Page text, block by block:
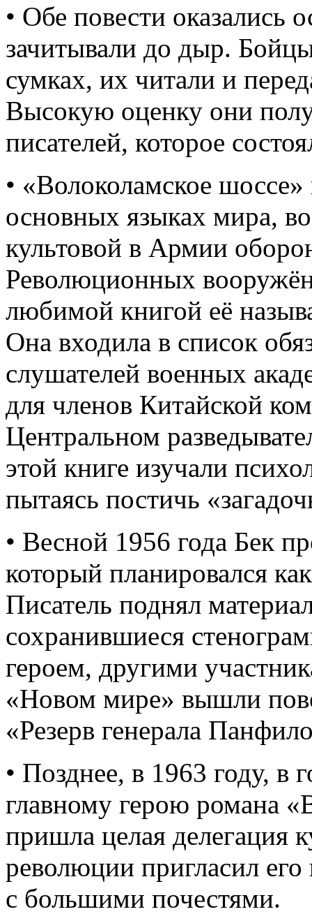
• Обе повести оказались
зачитывали до дыр.
сумках, их читали и
Высокую оценку они
писателей, которое
• «Волоколамское
основных языках мира,
культовой в Армии
Революционных
любимой книгой её
Она входила в список
слушателей военных
для членов Китайской
Центральном
этой книге изучали
пытаясь постичь
• Весной 1956 года Бек
который планировался
Писатель поднял
сохранившиеся
героем, другими
«Новом мире» вышли
«Резерв генерала
• Позднее, в 1963 году,
главному герою романа
пришла целая делегация
революции пригласил
с большими почестями.